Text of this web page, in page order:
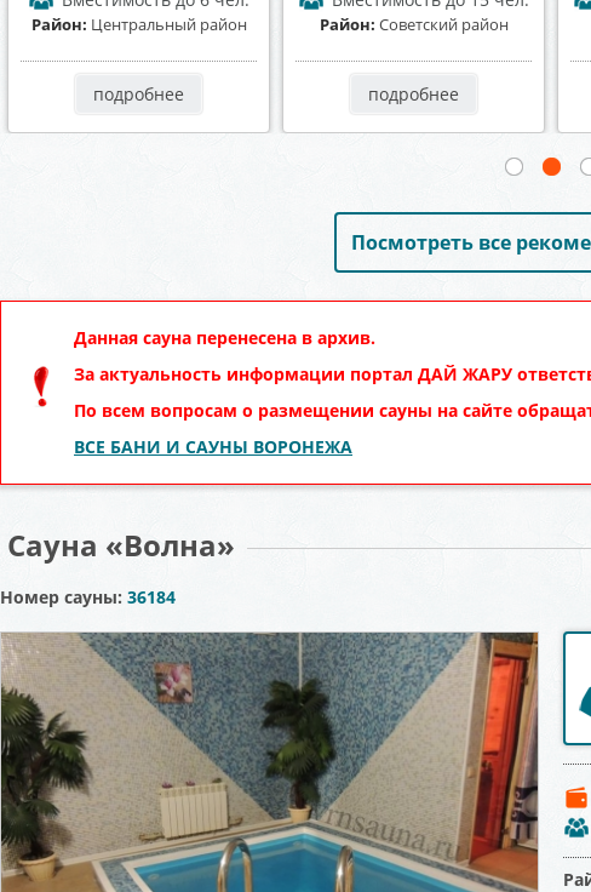
Район:Ленинский район
подробнее
Район:Коминтерновский
подробнее
Посмотреть все
Данная сауна перенесена в архив.
За актуальность информации портал ДАЙ ЖАРУ
По всем вопросам о размещении сауны на сайте
ВСЕ БАНИ И САУНЫ ВОРОНЕЖА
Сауна «Волна»
Номер сауны: 36184